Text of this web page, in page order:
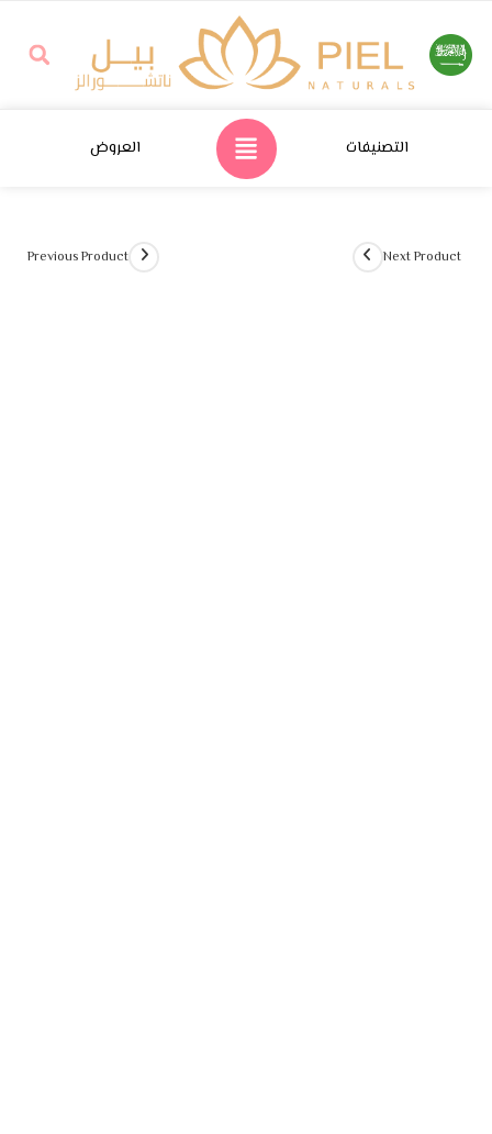
التصنيفات العروض
Previous Product Next Product